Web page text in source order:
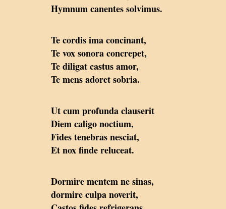
Hymnum canentes solvimus.
Te cordis ima concinant,
Te vox sonora concrepet,
Te diligat castus amor,
Te mens adoret sobria.
Ut cum profunda clauserit
Diem caligo noctium,
Fides tenebras nesciat,
Et nox finde reluceat.
Dormire mentem ne sinas,
dormire culpa noverit,